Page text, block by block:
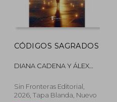
dcto.
CÓDIGOS SAGRADOS
DIANA CADENA Y ÁLEX
Sin Fronteras Editorial,
2026, Tapa Blanda, Nuevo